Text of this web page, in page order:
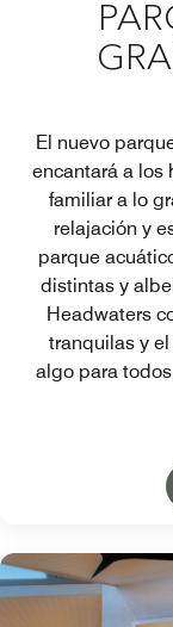
El nuevo
encantará a los
familiar a lo
relajación y
parque
distintas y
Headwaters
tranquilas y
algo para